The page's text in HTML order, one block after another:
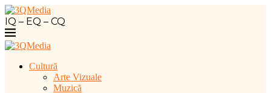
IQ – EQ – CQ
Cultură
Arte Vizuale
Muzică